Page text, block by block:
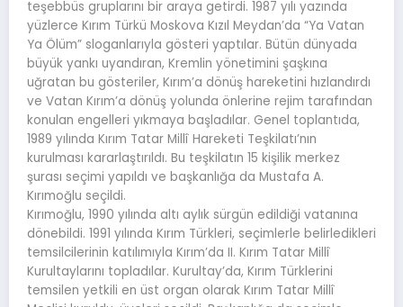
teşebbüs gruplarını bir araya getirdi. 1987 yılı yazında
yüzlerce Kırım Türkü Moskova Kızıl Meydan’da “Ya Vatan
Ya Ölüm” sloganlarıyla gösteri yaptılar. Bütün dünyada
büyük yankı uyandıran, Kremlin yönetimini şaşkına
uğratan bu gösteriler, Kırım’a dönüş hareketini hızlandırdı
ve Vatan Kırım’a dönüş yolunda önlerine rejim tarafından
konulan engelleri yıkmaya başladılar. Genel toplantıda,
1989 yılında Kırım Tatar Millî Hareketi Teşkilatı’nın
kurulması kararlaştırıldı. Bu teşkilatın 15 kişilik merkez
şurası seçimi yapıldı ve başkanlığa da Mustafa A.
Kırımoğlu seçildi.
Kırımoğlu, 1990 yılında altı aylık sürgün edildiği vatanına
dönebildi. 1991 yılında Kırım Türkleri, seçimlerle belirledikleri
temsilcilerinin katılımıyla Kırım’da II. Kırım Tatar Millî
Kurultaylarını topladılar. Kurultay’da, Kırım Türklerini
temsilen yetkili en üst organ olarak Kırım Tatar Millî